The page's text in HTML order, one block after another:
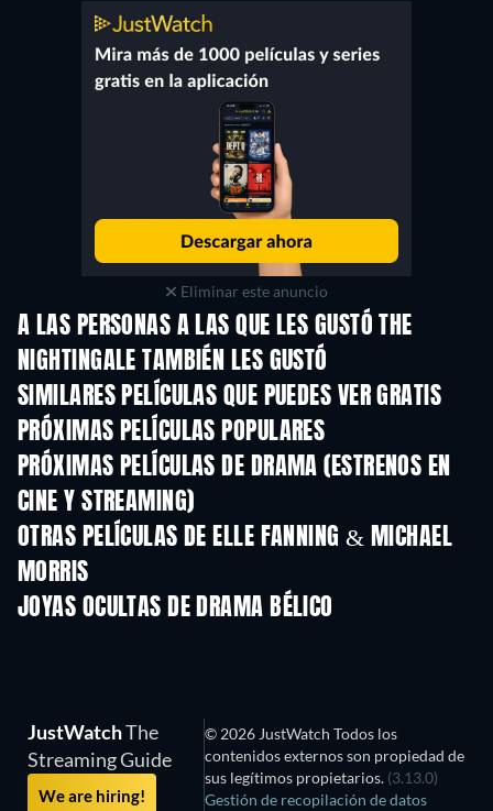
Eliminar este anuncio
A LAS PERSONAS A LAS QUE LES GUSTÓ THE
NIGHTINGALE TAMBIÉN LES GUSTÓ
SIMILARES PELÍCULAS QUE PUEDES VER GRATIS
PRÓXIMAS PELÍCULAS POPULARES
PRÓXIMAS PELÍCULAS DE DRAMA (ESTRENOS EN
CINE Y STREAMING)
OTRAS PELÍCULAS DE ELLE FANNING & MICHAEL
MORRIS
JOYAS OCULTAS DE DRAMA BÉLICO
JustWatchThe
Streaming Guide
We are hiring!
© 2026 JustWatch Todos los
contenidos externos son propiedad de
sus legítimos propietarios. (3.13.0)
Gestión de recopilación de datos